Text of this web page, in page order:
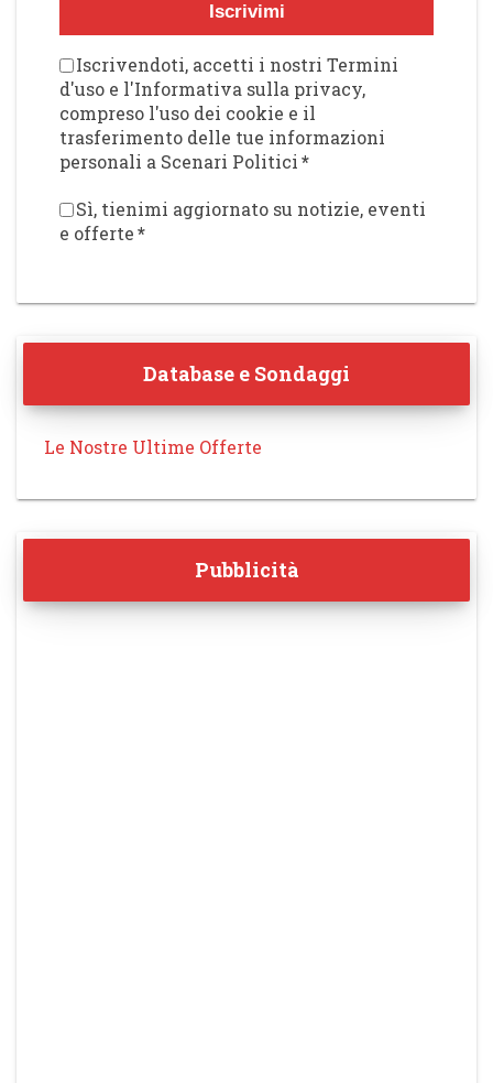
Iscrivimi
Iscrivendoti, accetti i nostri Termini
d'uso e l'Informativa sulla privacy,
compreso l'uso dei cookie e il
trasferimento delle tue informazioni
personali a Scenari Politici*
Sì, tienimi aggiornato su notizie, eventi
e offerte*
Database e Sondaggi
Le Nostre Ultime Offerte
Pubblicità